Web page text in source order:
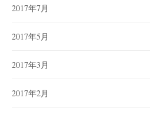
2017年7月
2017年5月
2017年3月
2017年2月